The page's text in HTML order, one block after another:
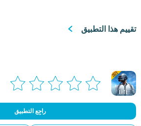
تقييم هذا التطبيق
راجِع التطبيق